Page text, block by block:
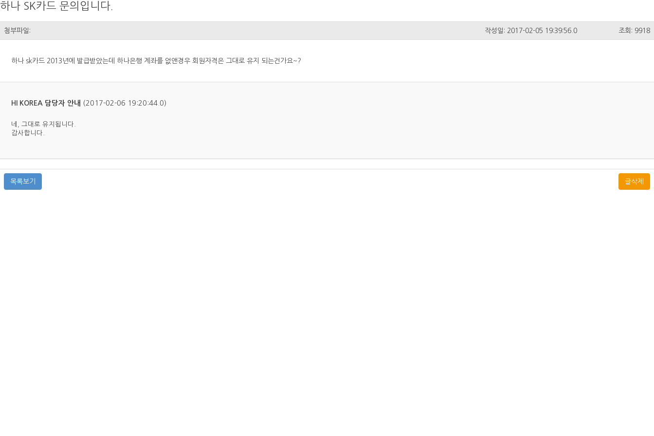
하나 SK카드 문의입니다.
첨부파일: 작성일: 2017-02-05 19:39:56.0 조회: 9918
하나 sk카드 2013년에 발급받았는데 하나은행 계좌를 없앤경우 회원자격은 그대로 유지 되는건가요~?
HI KOREA 담당자 안내 (2017-02-06 19:20:44.0)
네, 그대로 유지됩니다.
감사합니다.
목록보기 글삭제